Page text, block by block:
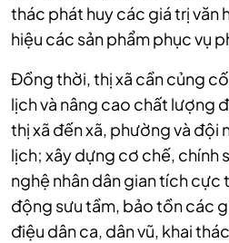
thác phát huy các giá trị văn
hiệu các sản phẩm phục vụ
Đồng thời, thị xã cần củng
lịch và nâng cao chất lượng
thị xã đến xã, phường và đội
lịch; xây dựng cơ chế, chính
nghệ nhân dân gian tích cực
động sưu tầm, bảo tồn các
điệu dân ca, dân vũ, khai